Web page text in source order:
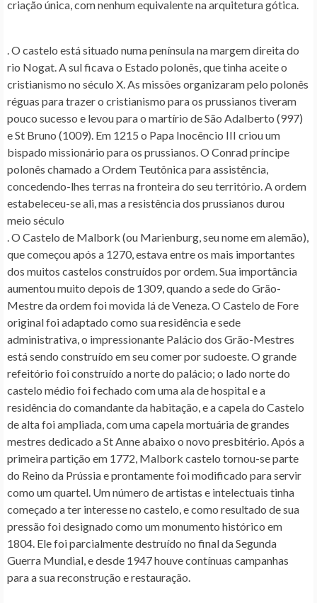
criação única, com nenhum equivalente na arquitetura gótica.
. O castelo está situado numa península na margem direita do
rio Nogat. A sul ficava o Estado polonês, que tinha aceite o
cristianismo no século X. As missões organizaram pelo polonês
réguas para trazer o cristianismo para os prussianos tiveram
pouco sucesso e levou para o martírio de São Adalberto (997)
e St Bruno (1009). Em 1215 o Papa Inocêncio III criou um
bispado missionário para os prussianos. O Conrad príncipe
polonês chamado a Ordem Teutônica para assistência,
concedendo-lhes terras na fronteira do seu território. A ordem
estabeleceu-se ali, mas a resistência dos prussianos durou
meio século
. O Castelo de Malbork (ou Marienburg, seu nome em alemão),
que começou após a 1270, estava entre os mais importantes
dos muitos castelos construídos por ordem. Sua importância
aumentou muito depois de 1309, quando a sede do Grão-
Mestre da ordem foi movida lá de Veneza. O Castelo de Fore
original foi adaptado como sua residência e sede
administrativa, o impressionante Palácio dos Grão-Mestres
está sendo construído em seu comer por sudoeste. O grande
refeitório foi construído a norte do palácio; o lado norte do
castelo médio foi fechado com uma ala de hospital e a
residência do comandante da habitação, e a capela do Castelo
de alta foi ampliada, com uma capela mortuária de grandes
mestres dedicado a St Anne abaixo o novo presbitério. Após a
primeira partição em 1772, Malbork castelo tornou-se parte
do Reino da Prússia e prontamente foi modificado para servir
como um quartel. Um número de artistas e intelectuais tinha
começado a ter interesse no castelo, e como resultado de sua
pressão foi designado como um monumento histórico em
1804. Ele foi parcialmente destruído no final da Segunda
Guerra Mundial, e desde 1947 houve contínuas campanhas
para a sua reconstrução e restauração.